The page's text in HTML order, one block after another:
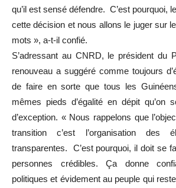
qu’il est sensé défendre. C’est pourquoi,
cette décision et nous allons le juger sur
mots », a-t-il confié.
S’adressant au CNRD, le président du
renouveau a suggéré comme toujours
de faire en sorte que tous les
mêmes pieds d’égalité en dépit qu’on
d’exception. « Nous rappelons que
transition c’est l’organisation des
transparentes. C’est pourquoi, il doit se
personnes crédibles. Ça donne
politiques et évidement au peuple qui